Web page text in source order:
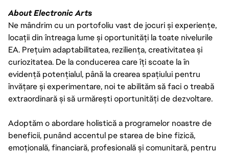
About Electronic Arts
Ne mândrim cu un portofoliu vast de jocuri și experiențe,
locații din întreaga lume și oportunități la toate nivelurile
EA. Prețuim adaptabilitatea, reziliența, creativitatea și
curiozitatea. De la conducerea care îți scoate la în
evidență potențialul, până la crearea spațiului pentru
învățare și experimentare, noi te abilităm să faci o treabă
extraordinară și să urmărești oportunități de dezvoltare.
Adoptăm o abordare holistică a programelor noastre de
beneficii, punând accentul pe starea de bine fizică,
emoțională, financiară, profesională și comunitară, pentru